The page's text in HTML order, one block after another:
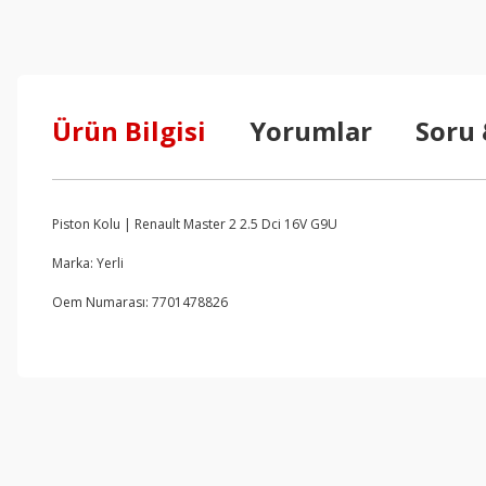
Ürün Bilgisi Yorumlar Soru
Piston Kolu | Renault Master 2 2.5 Dci 16V G9U
Marka: Yerli
Oem Numarası: 7701478826